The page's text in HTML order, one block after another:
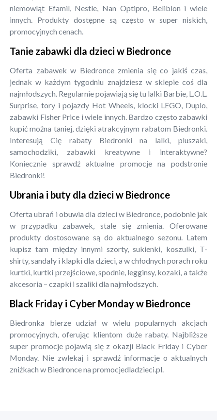
niemowląt Efamil, Nestle, Nan Optipro, Beliblon i wiele
innych. Produkty dostępne są często w super niskich,
promocyjnych cenach.
Tanie zabawki dla dzieci w Biedronce
Oferta zabawek w Biedronce zmienia się co jakiś czas,
jednak w każdym tygodniu znajdziesz w sklepie coś dla
najmłodszych. Regularnie pojawiają się tu lalki Barbie, L.O.L.
Surprise, tory i pojazdy Hot Wheels, klocki LEGO, Duplo,
zabawki Fisher Price i wiele innych. Bardzo często zabawki
kupić można taniej, dzięki atrakcyjnym rabatom Biedronki.
Interesują Cię rabaty Biedronki na lalki, pluszaki,
samochodziki, zabawki kreatywne i interaktywne?
Koniecznie sprawdź aktualne promocje na podstronie
Biedronki!
Ubrania i buty dla dzieci w Biedronce
Oferta ubrań i obuwia dla dzieci w Biedronce, podobnie jak
w przypadku zabawek, stale się zmienia. Oferowane
produkty dostosowane są do aktualnego sezonu. Latem
kupisz tam między innymi szorty, sukienki, koszulki, T-
shirty, sandały i klapki dla dzieci, a w chłodnych porach roku
kurtki, kurtki przejściowe, spodnie, legginsy, kozaki, a także
akcesoria – czapki i szaliki dla najmłodszych.
Black Friday i Cyber Monday w Biedronce
Biedronka bierze udział w wielu popularnych akcjach
promocyjnych, oferując klientom duże rabaty. Najbliższe
super promocje pojawią się z okazji Black Friday i Cyber
Monday. Nie zwlekaj i sprawdź informacje o aktualnych
zniżkach w Biedronce na promocjedladzieci.pl.